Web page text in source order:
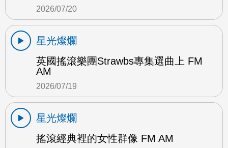
2026/07/20
星光燦爛
英國搖滾樂團Strawbs專集選曲上 FM
AM
2026/07/19
星光燦爛
搖滾經典裡的女性群像 FM AM